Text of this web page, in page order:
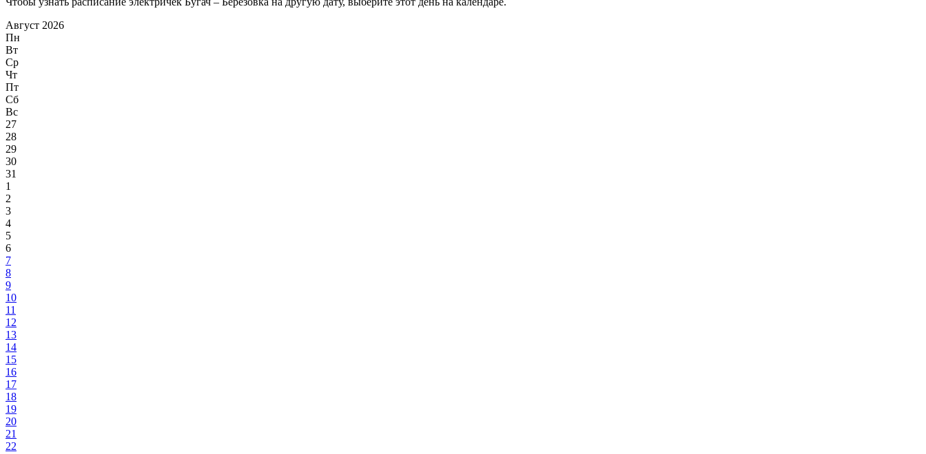
Август 2026
Пн
Вт
Ср
Чт
Пт
Сб
Вс
27
28
29
30
31
1
2
3
4
5
6
7
8
9
10
11
12
13
14
15
16
17
18
19
20
21
22